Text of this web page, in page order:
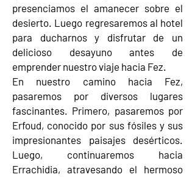
presenciamos el amanecer sobre el
desierto. Luego regresaremos al hotel
para ducharnos y disfrutar de un
delicioso desayuno antes de
emprender nuestro viaje hacia Fez.
En nuestro camino hacia Fez,
pasaremos por diversos lugares
fascinantes. Primero, pasaremos por
Erfoud, conocido por sus fósiles y sus
impresionantes paisajes desérticos.
Luego, continuaremos hacia
Errachidia, atravesando el hermoso